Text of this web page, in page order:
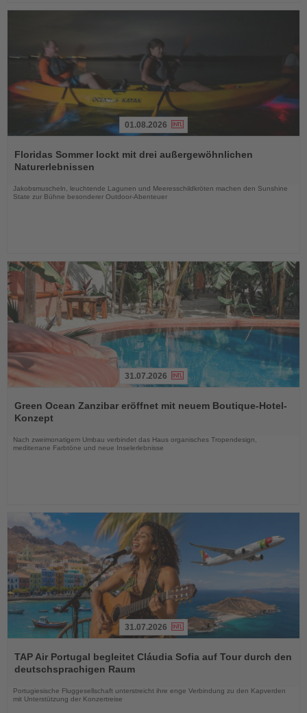
Sie
die
01.08.2026
Floridas Sommer lockt mit drei außergewöhnlichen
Naturerlebnissen
Jakobsmuscheln, leuchtende Lagunen und Meeresschildkröten machen den Sunshine
State zur Bühne besonderer Outdoor-Abenteuer
Sie
die
Nachrichten
31.07.2026
Green Ocean Zanzibar eröffnet mit neuem Boutique-Hotel-
Konzept
Nach zweimonatigem Umbau verbindet das Haus organisches Tropendesign,
mediterrane Farbtöne und neue Inselerlebnisse
Sie
die
31.07.2026
TAP Air Portugal begleitet Cláudia Sofia auf Tour durch den
deutschsprachigen Raum
Portugiesische Fluggesellschaft unterstreicht ihre enge Verbindung zu den Kapverden
mit Unterstützung der Konzertreise